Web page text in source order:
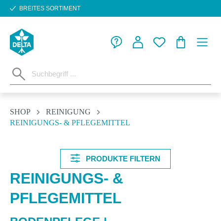
Zum Hauptinhalt springen
BREITES SORTIMENT
SHOP
REINIGUNG
REINIGUNGS- & PFLEGEMITTEL
PRODUKTE FILTERN
REINIGUNGS- &
PFLEGEMITTEL